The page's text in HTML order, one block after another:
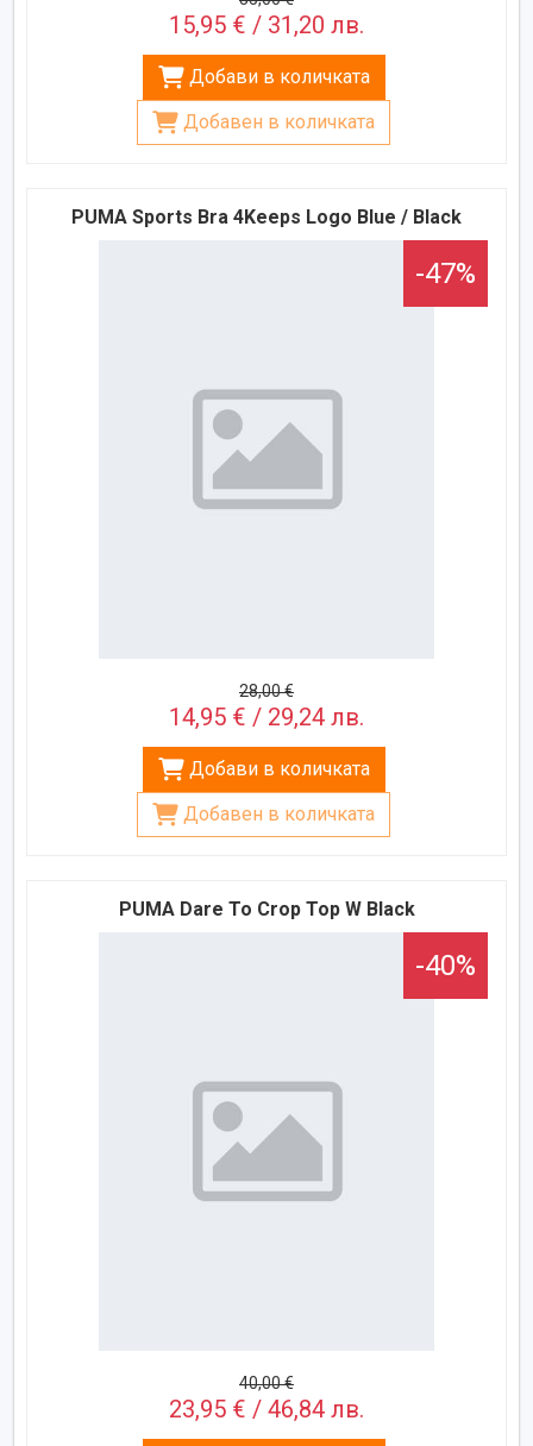
15,95 € / 31,20 лв.
Добави в количката
Добавен в количката
PUMA Sports Bra 4Keeps Logo Blue / Black
-47%
28,00 €
14,95 € / 29,24 лв.
Добави в количката
Добавен в количката
PUMA Dare To Crop Top W Black
-40%
40,00 €
23,95 € / 46,84 лв.